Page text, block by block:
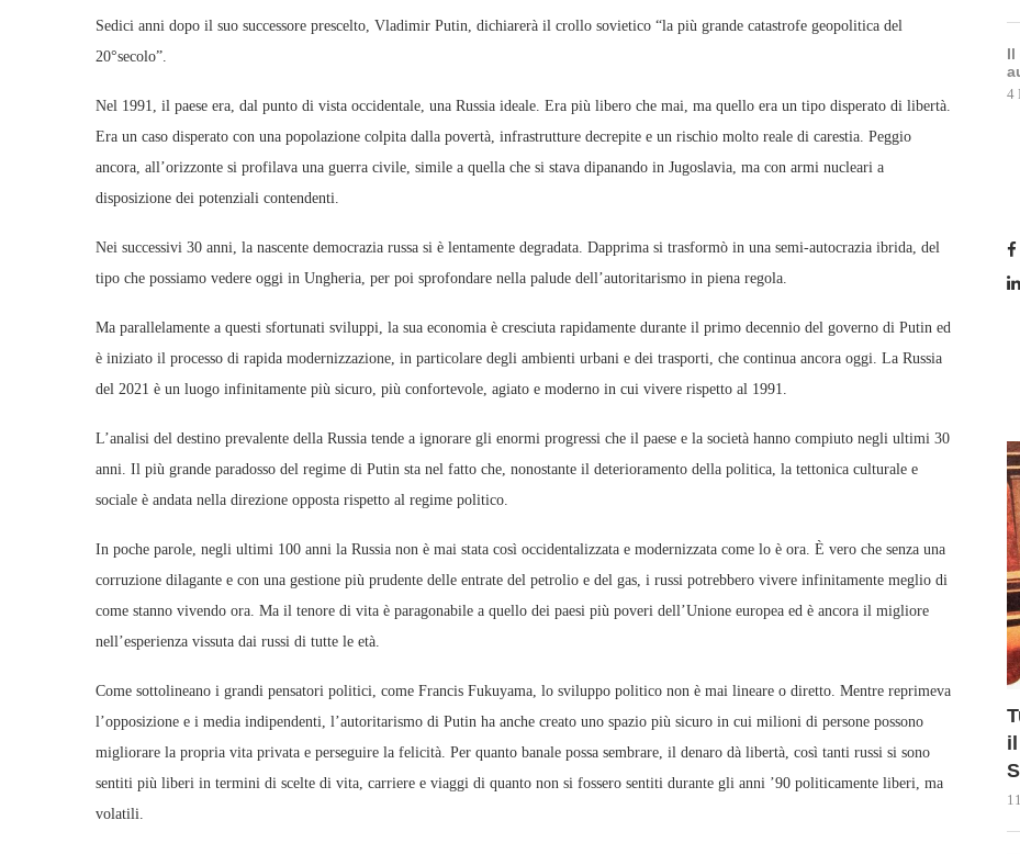
Sedici anni dopo il suo successore prescelto, Vladimir Putin, dichiarerà il crollo sovietico “la più grande catastrofe geopolitica del
20°secolo”.
Nel 1991, il paese era, dal punto di vista occidentale, una Russia ideale. Era più libero che mai, ma quello era un tipo disperato di libertà.
Era un caso disperato con una popolazione colpita dalla povertà, infrastrutture decrepite e un rischio molto reale di carestia. Peggio
ancora, all’orizzonte si profilava una guerra civile, simile a quella che si stava dipanando in Jugoslavia, ma con armi nucleari a
disposizione dei potenziali contendenti.
Nei successivi 30 anni, la nascente democrazia russa si è lentamente degradata. Dapprima si trasformò in una semi-autocrazia ibrida, del
tipo che possiamo vedere oggi in Ungheria, per poi sprofondare nella palude dell’autoritarismo in piena regola.
Ma parallelamente a questi sfortunati sviluppi, la sua economia è cresciuta rapidamente durante il primo decennio del governo di Putin ed
è iniziato il processo di rapida modernizzazione, in particolare degli ambienti urbani e dei trasporti, che continua ancora oggi. La Russia
del 2021 è un luogo infinitamente più sicuro, più confortevole, agiato e moderno in cui vivere rispetto al 1991.
L’analisi del destino prevalente della Russia tende a ignorare gli enormi progressi che il paese e la società hanno compiuto negli ultimi 30
anni. Il più grande paradosso del regime di Putin sta nel fatto che, nonostante il deterioramento della politica, la tettonica culturale e
sociale è andata nella direzione opposta rispetto al regime politico.
In poche parole, negli ultimi 100 anni la Russia non è mai stata così occidentalizzata e modernizzata come lo è ora. È vero che senza una
corruzione dilagante e con una gestione più prudente delle entrate del petrolio e del gas, i russi potrebbero vivere infinitamente meglio di
come stanno vivendo ora. Ma il tenore di vita è paragonabile a quello dei paesi più poveri dell’Unione europea ed è ancora il migliore
nell’esperienza vissuta dai russi di tutte le età.
Come sottolineano i grandi pensatori politici, come Francis Fukuyama, lo sviluppo politico non è mai lineare o diretto. Mentre reprimeva
l’opposizione e i media indipendenti, l’autoritarismo di Putin ha anche creato uno spazio più sicuro in cui milioni di persone possono
migliorare la propria vita privata e perseguire la felicità. Per quanto banale possa sembrare, il denaro dà libertà, così tanti russi si sono
sentiti più liberi in termini di scelte di vita, carriere e viaggi di quanto non si fossero sentiti durante gli anni ’90 politicamente liberi, ma
volatili.
Il
4